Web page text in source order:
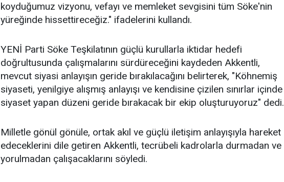
koyduğumuz vizyonu, vefayı ve memleket sevgisini tüm Söke'nin
yüreğinde hissettireceğiz." ifadelerini kullandı.
YENİ Parti Söke Teşkilatının güçlü kurullarla iktidar hedefi
doğrultusunda çalışmalarını sürdüreceğini kaydeden Akkentli,
mevcut siyasi anlayışın geride bırakılacağını belirterek, "Köhnemiş
siyaseti, yenilgiye alışmış anlayışı ve kendisine çizilen sınırlar içinde
siyaset yapan düzeni geride bırakacak bir ekip oluşturuyoruz" dedi.
Milletle gönül gönüle, ortak akıl ve güçlü iletişim anlayışıyla hareket
edeceklerini dile getiren Akkentli, tecrübeli kadrolarla durmadan ve
yorulmadan çalışacaklarını söyledi.